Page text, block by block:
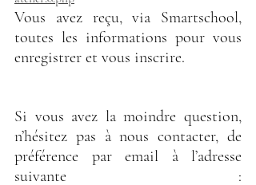
Vous avez reçu, via Smartschool,
toutes les informations pour vous
enregistrer et vous inscrire.
Si vous avez la moindre question,
n’hésitez pas à nous contacter, de
préférence par email à l’adresse